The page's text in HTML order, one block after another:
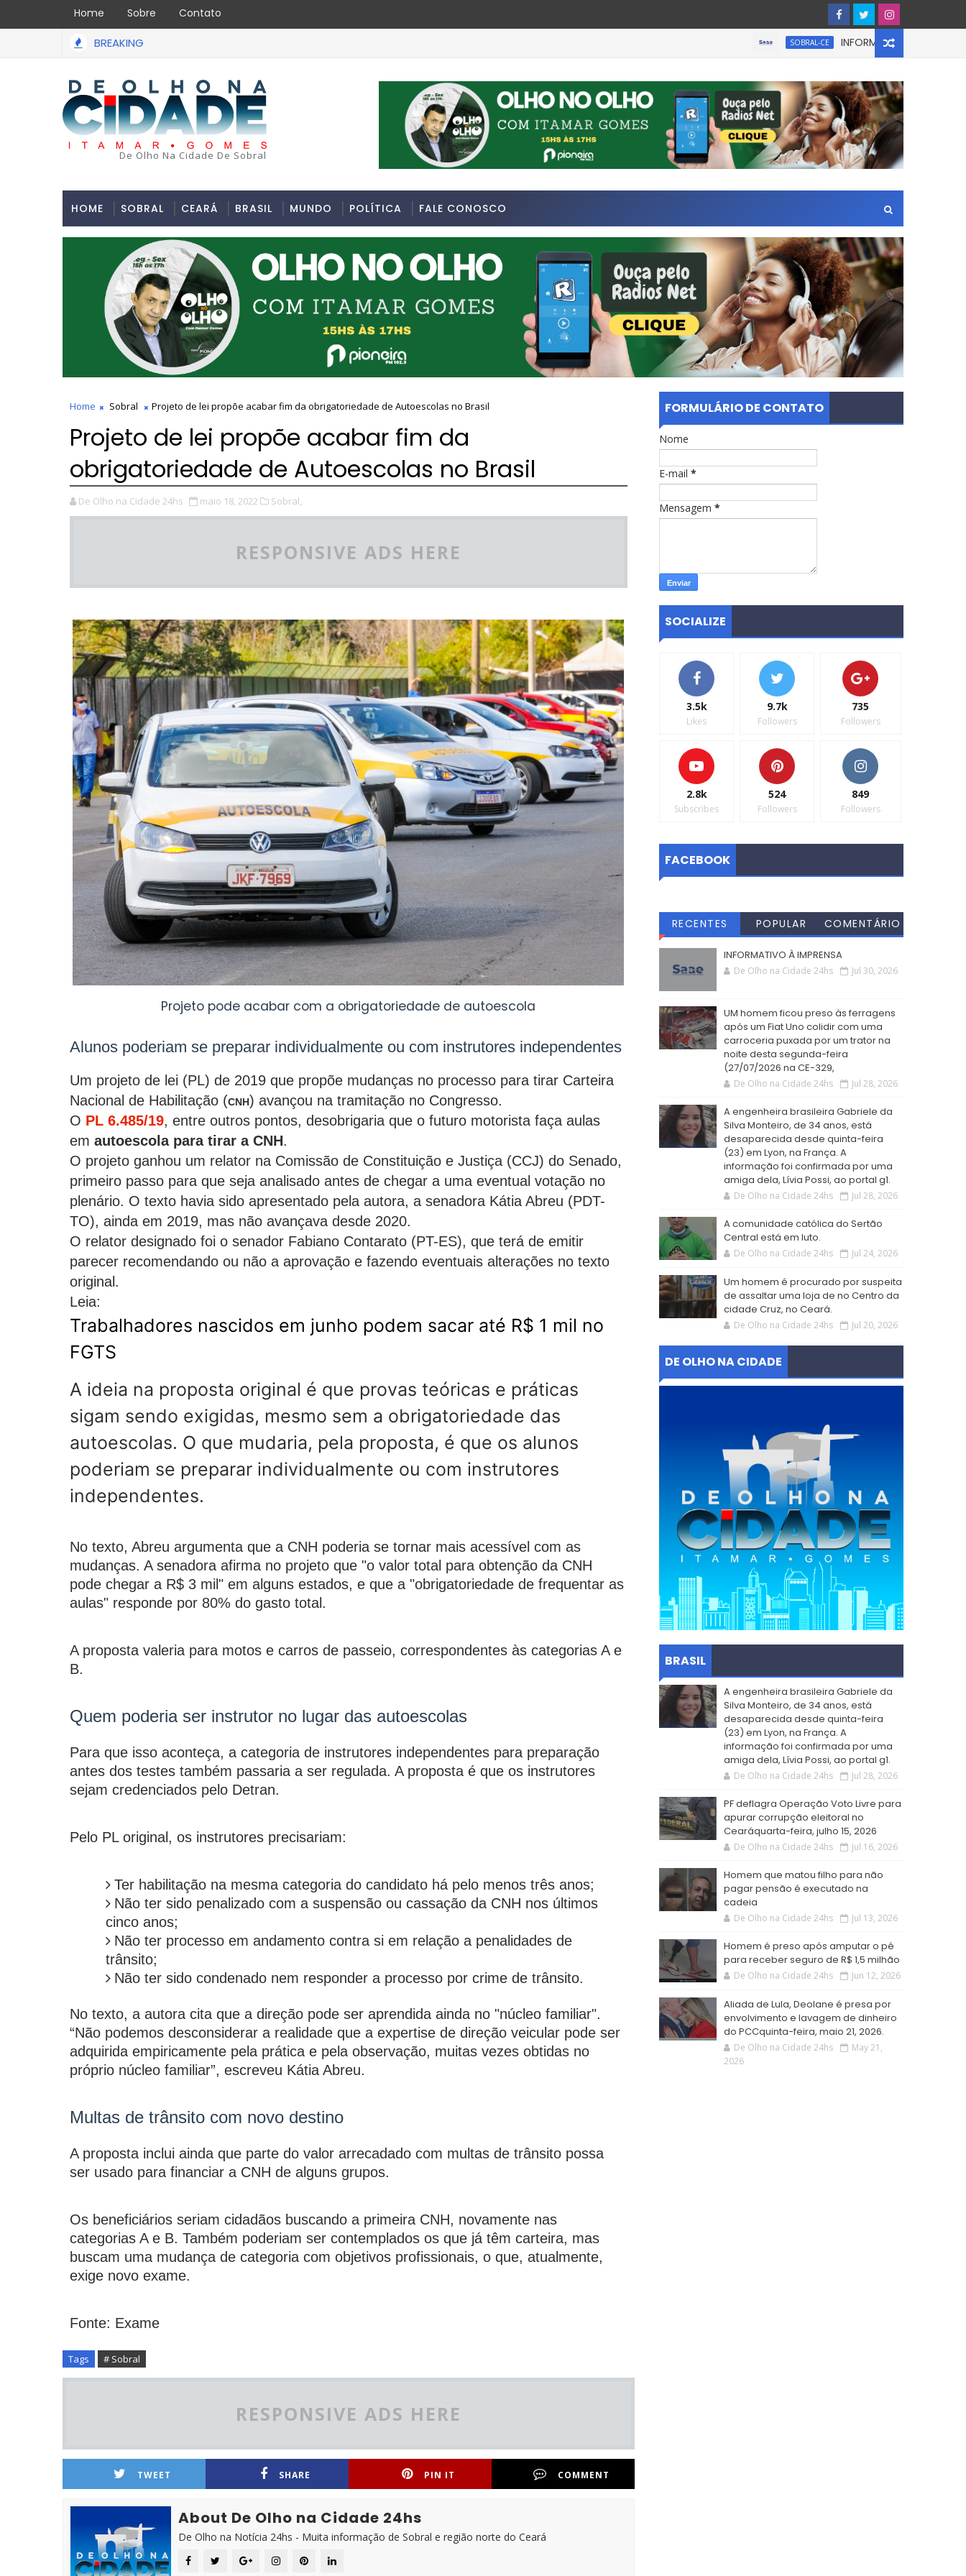
Home Sobre Contato
BREAKING SOBRAL-CE INFORMATIVO À IMPRENSA
De Olho Na Cidade De Sobral
HOME SOBRAL CEARÁ BRASIL MUNDO POLÍTICA FALE CONOSCO
Home Sobral Projeto de lei propõe acabar fim da obrigatoriedade de Autoescolas no Brasil
Projeto de lei propõe acabar fim da
obrigatoriedade de Autoescolas no Brasil
De Olho na Cidade 24hs maio 18, 2022 Sobral,
RESPONSIVE ADS HERE
Projeto pode acabar com a obrigatoriedade de autoescola
Alunos poderiam se preparar individualmente ou com instrutores independentes
Um projeto de lei (PL) de 2019 que propõe mudanças no processo para tirar Carteira
Nacional de Habilitação (CNH) avançou na tramitação no Congresso.
O PL 6.485/19, entre outros pontos, desobrigaria que o futuro motorista faça aulas
em autoescola para tirar a CNH.
O projeto ganhou um relator na Comissão de Constituição e Justiça (CCJ) do Senado,
primeiro passo para que seja analisado antes de chegar a uma eventual votação no
plenário. O texto havia sido apresentado pela autora, a senadora Kátia Abreu (PDT-
TO), ainda em 2019, mas não avançava desde 2020.
O relator designado foi o senador Fabiano Contarato (PT-ES), que terá de emitir
parecer recomendando ou não a aprovação e fazendo eventuais alterações no texto
original.
Leia:
Trabalhadores nascidos em junho podem sacar até R$ 1 mil no
FGTS
A ideia na proposta original é que provas teóricas e práticas
sigam sendo exigidas, mesmo sem a obrigatoriedade das
autoescolas. O que mudaria, pela proposta, é que os alunos
poderiam se preparar individualmente ou com instrutores
independentes.
No texto, Abreu argumenta que a CNH poderia se tornar mais acessível com as
mudanças. A senadora afirma no projeto que "o valor total para obtenção da CNH
pode chegar a R$ 3 mil" em alguns estados, e que a "obrigatoriedade de frequentar as
aulas" responde por 80% do gasto total.
A proposta valeria para motos e carros de passeio, correspondentes às categorias A e
B.
Quem poderia ser instrutor no lugar das autoescolas
Para que isso aconteça, a categoria de instrutores independentes para preparação
antes dos testes também passaria a ser regulada. A proposta é que os instrutores
sejam credenciados pelo Detran.
Pelo PL original, os instrutores precisariam:
Ter habilitação na mesma categoria do candidato há pelo menos três anos;
Não ter sido penalizado com a suspensão ou cassação da CNH nos últimos
cinco anos;
Não ter processo em andamento contra si em relação a penalidades de
trânsito;
Não ter sido condenado nem responder a processo por crime de trânsito.
No texto, a autora cita que a direção pode ser aprendida ainda no "núcleo familiar".
“Não podemos desconsiderar a realidade que a expertise de direção veicular pode ser
adquirida empiricamente pela prática e pela observação, muitas vezes obtidas no
próprio núcleo familiar”, escreveu Kátia Abreu.
Multas de trânsito com novo destino
A proposta inclui ainda que parte do valor arrecadado com multas de trânsito possa
ser usado para financiar a CNH de alguns grupos.
Os beneficiários seriam cidadãos buscando a primeira CNH, novamente nas
categorias A e B. Também poderiam ser contemplados os que já têm carteira, mas
buscam uma mudança de categoria com objetivos profissionais, o que, atualmente,
exige novo exame.
Fonte: Exame
Tags # Sobral
RESPONSIVE ADS HERE
TWEET SHARE PIN IT COMMENT
About De Olho na Cidade 24hs
De Olho na Notícia 24hs - Muita informação de Sobral e região norte do Ceará
FORMULÁRIO DE CONTATO
Nome
E-mail *
Mensagem *
SOCIALIZE
3.5k
Likes
9.7k
Followers
735
Followers
2.8k
Subscribes
524
Followers
849
Followers
FACEBOOK
RECENTES POPULAR
COMENTÁRIO
INFORMATIVO À IMPRENSA
De Olho na Cidade 24hs Jul 30, 2026
UM homem ficou preso às ferragens
após um Fiat Uno colidir com uma
carroceria puxada por um trator na
noite desta segunda-feira
(27/07/2026 na CE-329,
De Olho na Cidade 24hs Jul 28, 2026
A engenheira brasileira Gabriele da
Silva Monteiro, de 34 anos, está
desaparecida desde quinta-feira
(23) em Lyon, na França. A
informação foi confirmada por uma
amiga dela, Lívia Possi, ao portal g1.
De Olho na Cidade 24hs Jul 28, 2026
A comunidade católica do Sertão
Central está em luto.
De Olho na Cidade 24hs Jul 24, 2026
Um homem é procurado por suspeita
de assaltar uma loja de no Centro da
cidade Cruz, no Ceará.
De Olho na Cidade 24hs Jul 20, 2026
DE OLHO NA CIDADE
BRASIL
A engenheira brasileira Gabriele da
Silva Monteiro, de 34 anos, está
desaparecida desde quinta-feira
(23) em Lyon, na França. A
informação foi confirmada por uma
amiga dela, Lívia Possi, ao portal g1.
De Olho na Cidade 24hs Jul 28, 2026
PF deflagra Operação Voto Livre para
apurar corrupção eleitoral no
Cearáquarta-feira, julho 15, 2026
De Olho na Cidade 24hs Jul 16, 2026
Homem que matou filho para não
pagar pensão é executado na
cadeia
De Olho na Cidade 24hs Jul 13, 2026
Homem é preso após amputar o pé
para receber seguro de R$ 1,5 milhão
De Olho na Cidade 24hs Jun 12, 2026
Aliada de Lula, Deolane é presa por
envolvimento e lavagem de dinheiro
do PCCquinta-feira, maio 21, 2026.
De Olho na Cidade 24hs
May 21,
2026